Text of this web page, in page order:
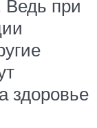
Ведь при
здоровье